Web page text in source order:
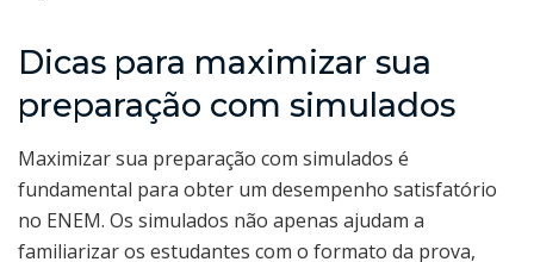
Dicas para maximizar sua
preparação com simulados
Maximizar sua preparação com simulados é
fundamental para obter um desempenho satisfatório
no ENEM. Os simulados não apenas ajudam a
familiarizar os estudantes com o formato da prova,